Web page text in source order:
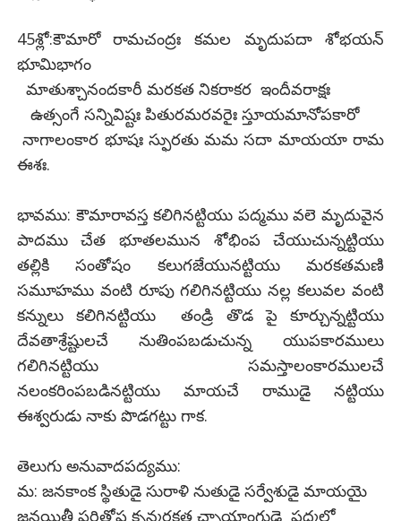
45శ్లో:కౌమారో రామచంద్రః కమల మృదుపదా శోభయన్
భూమిభాగం
మాతుశ్చానందకారీ మరకత నికరాకర ఇందీవరాక్షః
ఉత్సంగే సన్నివిష్టః పితురమరవరైః స్తూయమానోపకారో
నాగాలంకార భూషః స్ఫురతు మమ సదా మాయయా రామ
ఈశః.
భావము: కౌమారావస్త కలిగినట్టియు పద్మము వలె మృదువైన
పాదము చేత భూతలమున శోభింప చేయుచున్నట్టియు
తల్లికి సంతోషం కలుగజేయునట్టియు మరకతమణి
సమూహము వంటి రూపు గలిగినట్టియు నల్ల కలువల వంటి
కన్నులు కలిగినట్టియు తండ్రి తొడ పై కూర్చున్నట్టియు
దేవతాశ్రేష్టులచే నుతింపబడుచున్న యుపకారములు
గలిగినట్టియు సమస్తాలంకారములచే
నలంకరింపబడినట్టియు మాయచే రాముడై నట్టియు
ఈశ్వరుడు నాకు పొడగట్టు గాక.
తెలుగు అనువాదపద్యము:
మ: జనకాంక స్థితుడై సురాళి నుతుడై సర్వేశుడై మాయయై
జనయిత్రీ పరితోష కృన్మరకత చ్ఛాయాంగుడై పద్మలో